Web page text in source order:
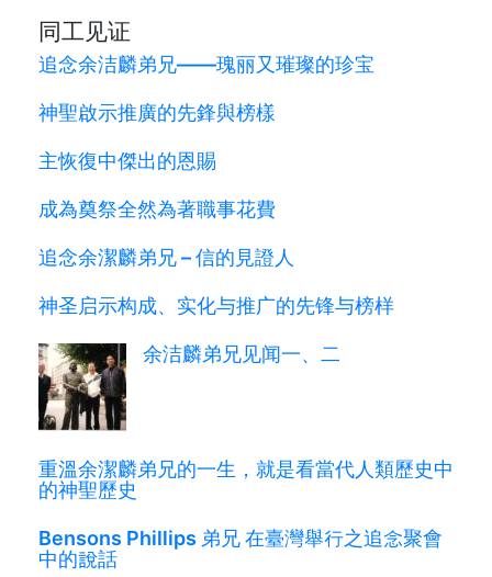
同工见证
追念余洁麟弟兄——瑰丽又璀璨的珍宝
神聖啟示推廣的先鋒與榜樣
主恢復中傑出的恩賜
成為奠祭全然為著職事花費
追念余潔麟弟兄 – 信的見證人
神圣启示构成、实化与推广的先锋与榜样
余洁麟弟兄见闻一、二
重溫余潔麟弟兄的一生，就是看當代人類歷史中
的神聖歷史
Bensons Phillips 弟兄 在臺灣舉行之追念聚會
中的說話